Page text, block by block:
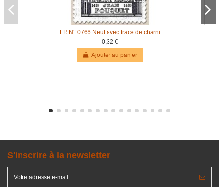
FR N° 0766 Neuf avec trace de charni
0,32 €
Ajouter au panier
S'inscrire à la newsletter